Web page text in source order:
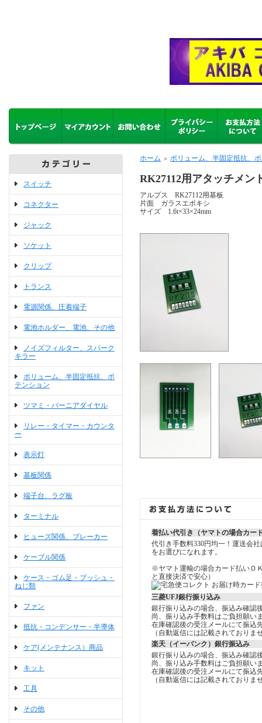
スイッチ
コネクター
ジャック
ソケット
クリップ
トランス
電源関係、圧着端子
電池ホルダー、電池、その他
ノイズフィルター、スパーク
キラー
ボリューム、半固定抵抗、ポ
テンション
ツマミ・バーニアダイヤル
リレー・タイマー・カウンタ
ー
表示灯
基板関係
端子台、ラグ板
ターミナル
ヒューズ関係、ブレーカー
ケーブル関係
ケース・ゴム足・ブッシュ・
ねじ類
ファン
抵抗・コンデンサー・半導体
ケア(メンテナンス）商品
キット
工具
その他
ホーム ＞ ボリューム、半固定抵抗、
RK27112用アタッチメン
アルプス RK27112用基板
片面 ガラスエポキシ
サイズ 1.6t×33×24mm
着払い代引き（ヤマトの場合カー
代引き手数料330円均一！運送会
をお選びになれます。
※ヤマト運輸の場合カード払いＯ
と直接決済で安心）
三菱UFJ銀行振り込み
銀行振り込みの場合、振込み確認
尚、振り込み手数料はご負担願い
在庫確認後の受注メールにて振込
（自動返信には記載されておりま
楽天（イーバンク）銀行振込み
銀行振り込みの場合、振込み確認
尚、振り込み手数料はご負担願い
在庫確認後の受注メールにて振込
（自動返信には記載されておりま